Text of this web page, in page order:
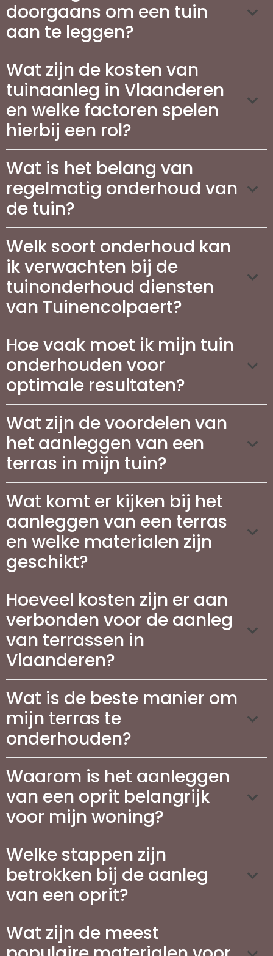
doorgaans om een tuin
aan te leggen?
Wat zijn de kosten van
tuinaanleg in Vlaanderen
en welke factoren spelen
hierbij een rol?
Wat is het belang van
regelmatig onderhoud van
de tuin?
Welk soort onderhoud kan
ik verwachten bij de
tuinonderhoud diensten
van Tuinencolpaert?
Hoe vaak moet ik mijn tuin
onderhouden voor
optimale resultaten?
Wat zijn de voordelen van
het aanleggen van een
terras in mijn tuin?
Wat komt er kijken bij het
aanleggen van een terras
en welke materialen zijn
geschikt?
Hoeveel kosten zijn er aan
verbonden voor de aanleg
van terrassen in
Vlaanderen?
Wat is de beste manier om
mijn terras te
onderhouden?
Waarom is het aanleggen
van een oprit belangrijk
voor mijn woning?
Welke stappen zijn
betrokken bij de aanleg
van een oprit?
Wat zijn de meest